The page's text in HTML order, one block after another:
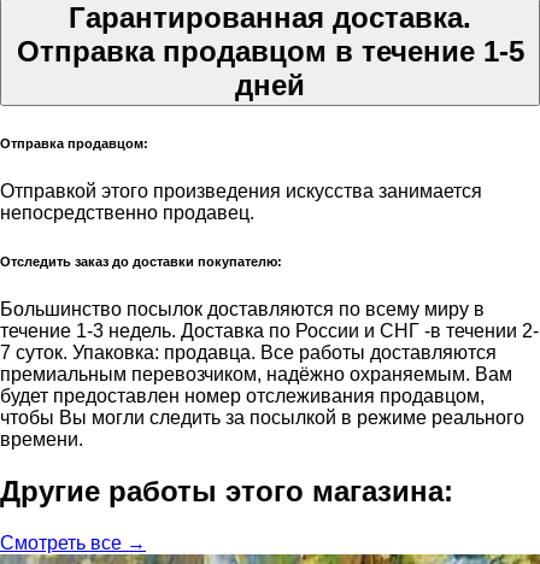
Гарантированная доставка.
Отправка продавцом в течение 1-5
дней
Отправка продавцом:
Отправкой этого произведения искусства занимается
непосредственно продавец.
Отследить заказ до доставки покупателю:
Большинство посылок доставляются по всему миру в
течение 1-3 недель. Доставка по России и СНГ -в течении 2-
7 суток. Упаковка: продавца. Все работы доставляются
премиальным перевозчиком, надёжно охраняемым. Вам
будет предоставлен номер отслеживания продавцом,
чтобы Вы могли следить за посылкой в режиме реального
времени.
Другие работы этого магазина:
Смотреть все →